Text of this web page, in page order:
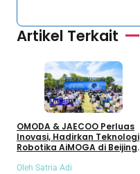
Artikel Terkait
Umum
OMODA & JAECOO Perluas
Inovasi, Hadirkan Teknologi
Robotika AiMOGA di Beijing
Oleh Satria Adi